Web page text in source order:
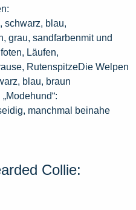
schwarz, blau,
grau, sandfarbenmit und
Läufen,
RutenspitzeDie Welpen
blau, braun
manchmal beinahe
Collie: